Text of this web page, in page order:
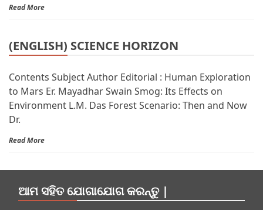
Read More
(ENGLISH) SCIENCE HORIZON
Contents Subject Author Editorial : Human Exploration
to Mars Er. Mayadhar Swain Smog: Its Effects on
Environment L.M. Das Forest Scenario: Then and Now
Dr.
Read More
ଆମ ସହିତ ଯୋଗାଯୋଗ କରନ୍ତୁ |